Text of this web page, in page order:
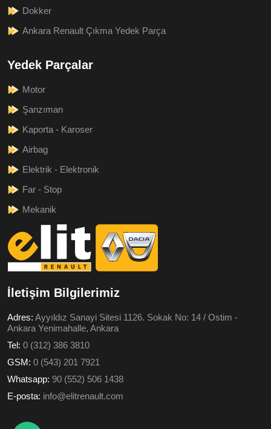
Dokker
Ankara Renault Çıkma Yedek Parça
Yedek Parçalar
Motor
Şanzıman
Kaporta - Karoser
Airbag
Elektrik - Elektronik
Far - Stop
Mekanik
İletişim Bilgilerimiz
Adres: Ayyıldız Sanayi Sitesi 1126. Sokak No: 14 / Ostim -
Ankara Yenimahalle, Ankara
Tel: 0 (312) 386 3810
GSM: 0 (543) 201 7921
Whatsapp: 90 (552) 506 1438
E-posta: info@elitrenault.com